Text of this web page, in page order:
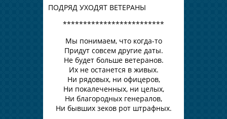
ПОДРЯД УХОДЯТ ВЕТЕРАНЫ
*************************
Мы понимаем, что когда-то
Придут совсем другие даты.
Не будет больше ветеранов.
Их не останется в живых.
Ни рядовых, ни офицеров,
Ни покалеченных, ни целых,
Ни благородных генералов,
Ни бывших зеков рот штрафных.